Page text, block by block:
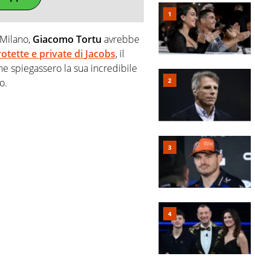
Giacomo Tortu avrebbe
e private di Jacobs, il
spiegassero la sua incredibile